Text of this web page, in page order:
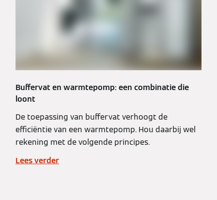
Buffervat en warmtepomp: een combinatie die
loont
De toepassing van buffervat verhoogt de
efficiëntie van een warmtepomp. Hou daarbij wel
rekening met de volgende principes.
Lees verder